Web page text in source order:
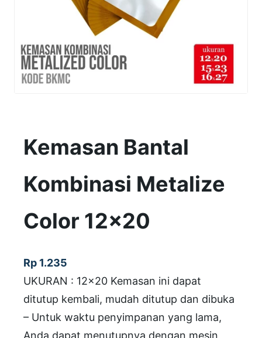
Kemasan Bantal
Kombinasi Metalize
Color 12×20
Rp 1.235
UKURAN : 12×20 Kemasan ini dapat
ditutup kembali, mudah ditutup dan dibuka
– Untuk waktu penyimpanan yang lama,
Anda dapat menutupnya dengan mesin